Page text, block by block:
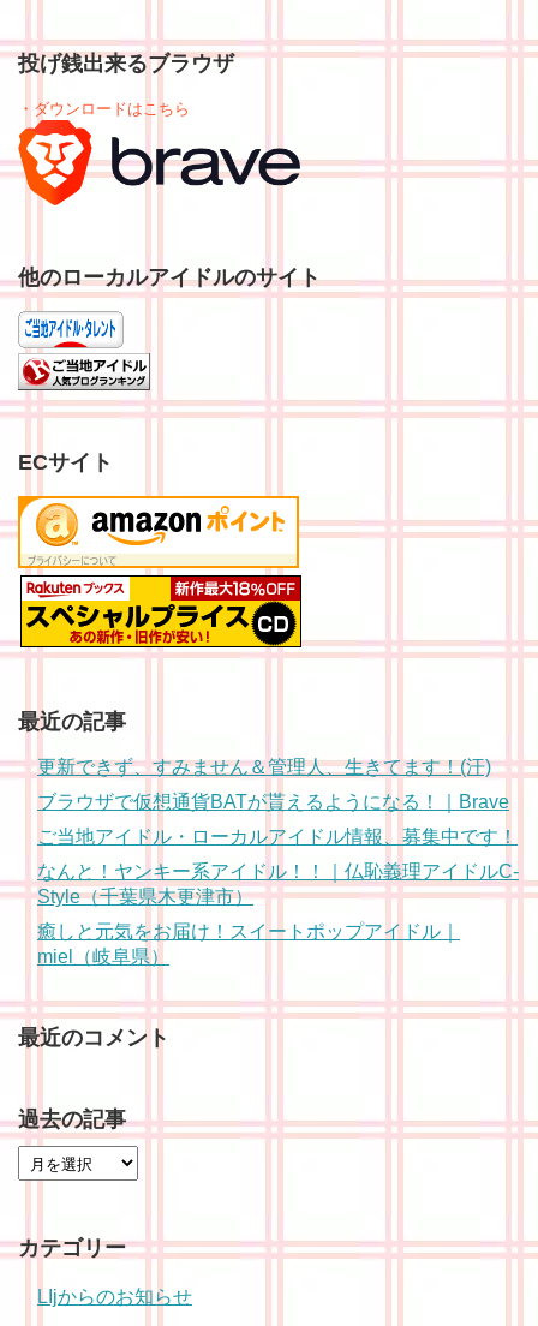
投げ銭出来るブラウザ
・ダウンロードはこちら
他のローカルアイドルのサイト
ECサイト
最近の記事
更新できず、すみません＆管理人、生きてます！(汗)
ブラウザで仮想通貨BATが貰えるようになる！｜Brave
ご当地アイドル・ローカルアイドル情報、募集中です！
なんと！ヤンキー系アイドル！！｜仏恥義理アイドルC-
Style（千葉県木更津市）
癒しと元気をお届け！スイートポップアイドル｜
miel（岐阜県）
最近のコメント
過去の記事
カテゴリー
LIjからのお知らせ